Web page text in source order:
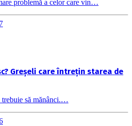
problemă a celor care vin…
Greșeli care întrețin starea de
să mănânci.…